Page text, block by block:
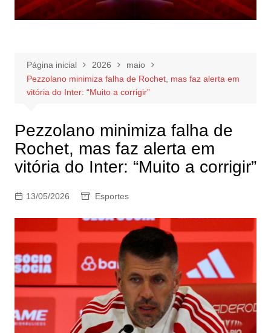
Página inicial 2026
maio
Pezzolano minimiza falha de Rochet, mas faz alerta em
vitória do Inter: “Muito a corrigir”
Pezzolano minimiza falha de
Rochet, mas faz alerta em
vitória do Inter: “Muito a corrigir”
13/05/2026 Esportes